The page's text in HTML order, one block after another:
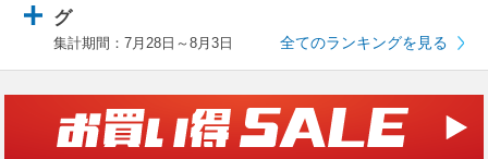
グ
集計期間：7月28日～8月3日 全てのランキングを見る